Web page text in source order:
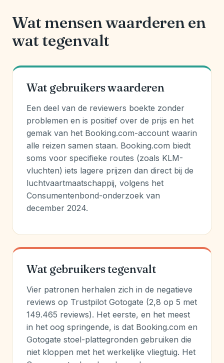
Wat mensen waarderen en
wat tegenvalt
Wat gebruikers waarderen
Een deel van de reviewers boekte zonder
problemen en is positief over de prijs en het
gemak van het Booking.com-account waarin
alle reizen samen staan. Booking.com biedt
soms voor specifieke routes (zoals KLM-
vluchten) iets lagere prijzen dan direct bij de
luchtvaartmaatschappij, volgens het
Consumentenbond-onderzoek van
december 2024.
Wat gebruikers tegenvalt
Vier patronen herhalen zich in de negatieve
reviews op Trustpilot Gotogate (2,8 op 5 met
149.465 reviews). Het eerste, en het meest
in het oog springende, is dat Booking.com en
Gotogate stoel-plattegronden gebruiken die
niet kloppen met het werkelijke vliegtuig. Het